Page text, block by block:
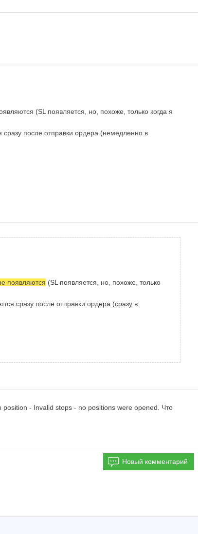
(SL появляется, но, похоже, только когда я
сразу после отправки ордера (немедленно в
появляются (SL появляется, но, похоже, только
сразу после отправки ордера (сразу в
- Invalid stops - no positions were opened. Что
Новый комментарий